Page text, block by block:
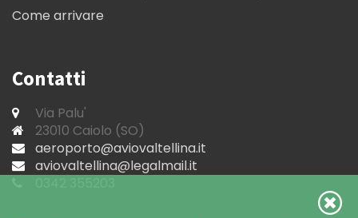
Come arrivare
Contatti
Via Palu'
23010 Caiolo (SO)
aeroporto@aviovaltellina.it
aviovaltellina@legalmail.it